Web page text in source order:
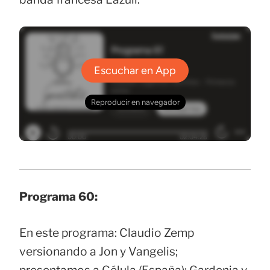
Programa 60:
En este programa: Claudio Zemp
versionando a Jon y Vangelis;